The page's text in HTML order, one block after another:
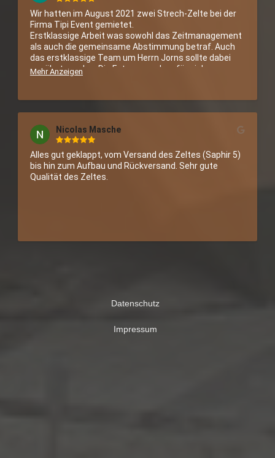
Wir hatten im August 2021 zwei Strech-Zelte bei der
Firma Tipi Event gemietet.
Erstklassige Arbeit was sowohl das Zeitmanagement
als auch die gemeinsame Abstimmung betraf. Auch
das erstklassige Team um Herrn Jorns sollte dabei
erwähnt werden. Die Fotos sprechen für sich.
Mehr Anzeigen
Nicolas Masche
Alles gut geklappt, vom Versand des Zeltes (Saphir 5)
bis hin zum Aufbau und Rückversand. Sehr gute
Qualität des Zeltes.
Datenschutz
Impressum